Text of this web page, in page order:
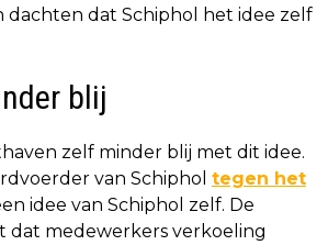
dachten dat Schiphol het idee zelf
blij
zelf minder blij met dit idee.
van Schiphol tegen het
idee van Schiphol zelf. De
dat medewerkers verkoeling